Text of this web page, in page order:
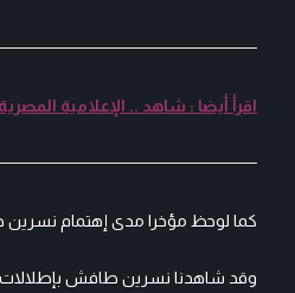
اقرأ أيضا : شاهد .. الإعلامية
كما لوحظ مؤخرا مدى إهتمام